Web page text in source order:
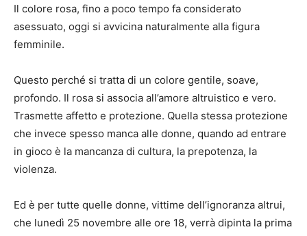
Il colore rosa, fino a poco tempo fa considerato
asessuato, oggi si avvicina naturalmente alla figura
femminile.
Questo perché si tratta di un colore gentile, soave,
profondo. Il rosa si associa all’amore altruistico e vero.
Trasmette affetto e protezione. Quella stessa protezione
che invece spesso manca alle donne, quando ad entrare
in gioco è la mancanza di cultura, la prepotenza, la
violenza.
Ed è per tutte quelle donne, vittime dell’ignoranza altrui,
che lunedì 25 novembre alle ore 18, verrà dipinta la prima